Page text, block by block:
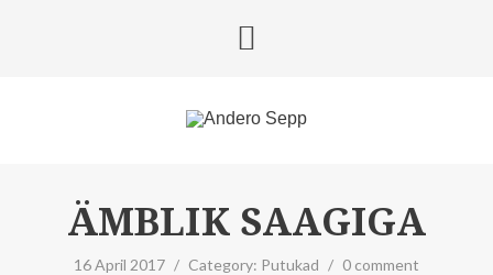
ÄMBLIK SAAGIGA
16 April 2017 / Category: Putukad / 0 comment